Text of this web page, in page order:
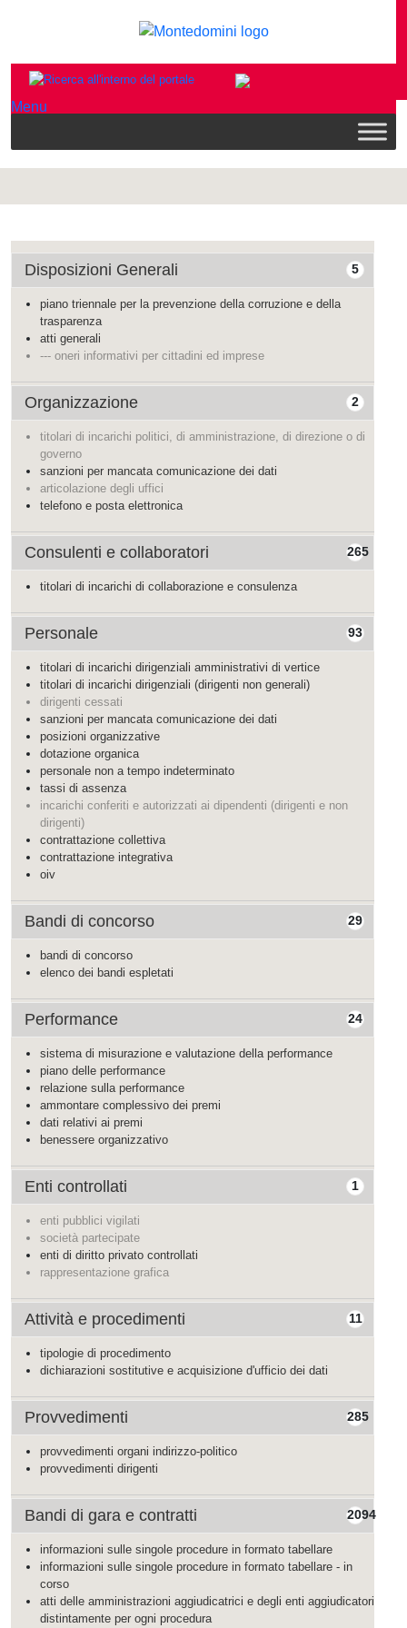
Menu
5
Disposizioni Generali
piano triennale per la prevenzione della corruzione e della
trasparenza
atti generali
--- oneri informativi per cittadini ed imprese
2
Organizzazione
titolari di incarichi politici, di amministrazione, di direzione o di
governo
sanzioni per mancata comunicazione dei dati
articolazione degli uffici
telefono e posta elettronica
265
Consulenti e collaboratori
titolari di incarichi di collaborazione e consulenza
93
Personale
titolari di incarichi dirigenziali amministrativi di vertice
titolari di incarichi dirigenziali (dirigenti non generali)
dirigenti cessati
sanzioni per mancata comunicazione dei dati
posizioni organizzative
dotazione organica
personale non a tempo indeterminato
tassi di assenza
incarichi conferiti e autorizzati ai dipendenti (dirigenti e non
dirigenti)
contrattazione collettiva
contrattazione integrativa
oiv
29
Bandi di concorso
bandi di concorso
elenco dei bandi espletati
24
Performance
sistema di misurazione e valutazione della performance
piano delle performance
relazione sulla performance
ammontare complessivo dei premi
dati relativi ai premi
benessere organizzativo
1
Enti controllati
enti pubblici vigilati
società partecipate
enti di diritto privato controllati
rappresentazione grafica
11
Attività e procedimenti
tipologie di procedimento
dichiarazioni sostitutive e acquisizione d'ufficio dei dati
285
Provvedimenti
provvedimenti organi indirizzo-politico
provvedimenti dirigenti
2094
Bandi di gara e contratti
informazioni sulle singole procedure in formato tabellare
informazioni sulle singole procedure in formato tabellare - in
corso
atti delle amministrazioni aggiudicatrici e degli enti aggiudicatori
distintamente per ogni procedura